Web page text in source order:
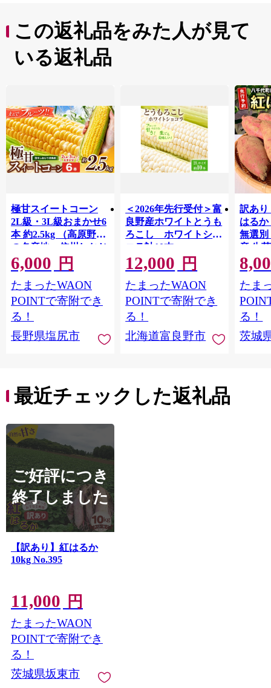
この返礼品をみた人が見て
いる返礼品
極甘スイートコーン
2L級・3L級おまかせ6
本 約2.5kg （高原野菜
の名産地 信州しおじ
り洗馬産）【8月10日
～15日頃に出荷予定※
不在日対応不可※】|
野菜 とうもろこし ト
ウモロコシ スイート
コーン イエロー種 洗
馬 朝採り 長野県 塩尻
6,000 円
たまったWAON
POINTで寄附でき
る！
長野県塩尻市
＜2026年先行受付＞富
良野産ホワイトとうも
ろこし ホワイトショ
コラ計10本
【1678459】
12,000 円
たまったWAON
POINTで寄附でき
る！
北海道富良野市
訳あり
はるか
無選別
産 生
つま
も 芋
規格
つ デ
直送
年10
】
たま
る！
茨城
最近チェックした返礼品
ご好評につき
終了しました
【訳あり】紅はるか
10kg No.395
11,000 円
たまったWAON
POINTで寄附でき
る！
茨城県坂東市